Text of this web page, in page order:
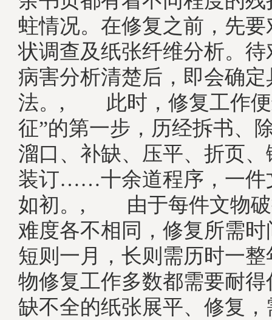
蛀情况。在修复之前，先
状调查及纸张纤维分析。
病害分析清楚后，即会确
法。, 此时，修复工作便
征”的第一步，历经拆书、
溜口、补缺、压平、折页
装订……十余道程序，一件
如初。, 由于每件文物破
难度各不相同，修复所需
短则一月，长则需历时一整
物修复工作多数都需要耐
缺不全的纸张展平、修复